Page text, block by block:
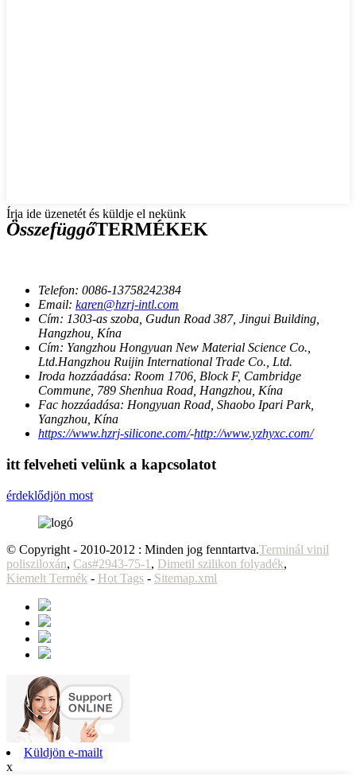
Írja ide üzenetét és küldje el nekünk
ÖsszefüggőTERMÉKEK
Telefon: 0086-13758242384
Email: karen@hzrj-intl.com
Cím: 1303-as szoba, Gudun Road 387, Jingui Building,
Hangzhou, Kína
Cím: Yangzhou Hongyuan New Material Science Co.,
Ltd.Hangzhou Ruijin International Trade Co., Ltd.
Iroda hozzáadása: Room 1706, Block F, Cambridge
Commune, 789 Shenhua Road, Hangzhou, Kína
Fac hozzáadása: Hongyuan Road, Shaobo Ipari Park,
Yangzhou, Kína
https://www.hzrj-silicone.com/-http://www.yzhyxc.com/
itt felveheti velünk a kapcsolatot
érdeklődjön most
© Copyright - 2010-2012 : Minden jog fenntartva.Terminál vinil
polisziloxán, Cas#2943-75-1 , Dimetil szilikon folyadék,
Kiemelt Termék - Hot Tags - Sitemap.xml
Küldjön e-mailt
x